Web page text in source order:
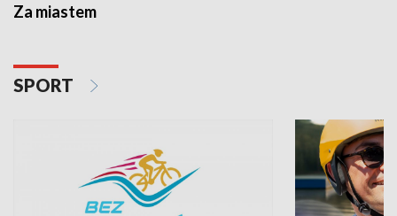
Za miastem
SPORT